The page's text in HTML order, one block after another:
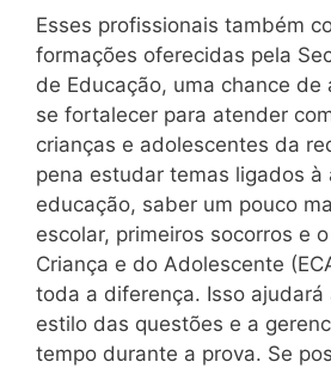
Esses profissionais também
formações oferecidas pela
de Educação, uma chance de
se fortalecer para atender
crianças e adolescentes da
pena estudar temas ligados à
educação, saber um pouco
escolar, primeiros socorros e
Criança e do Adolescente
toda a diferença. Isso ajudará
estilo das questões e a
tempo durante a prova. Se